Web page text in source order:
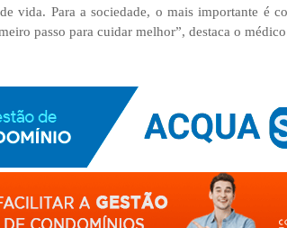
vida. Para a sociedade, o mais importante é
passo para cuidar melhor”, destaca o